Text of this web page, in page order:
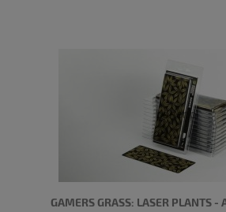
GAMERS GRASS: LASER PLANTS -